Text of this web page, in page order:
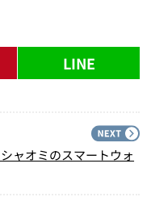
LINE
ャオミのスマートウォ